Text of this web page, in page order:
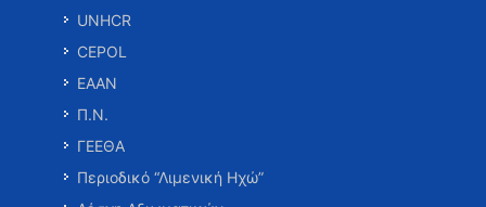
UNHCR
CEPOL
ΕΑΑΝ
Π.Ν.
ΓΕΕΘΑ
Περιοδικό “Λιμενική Ηχώ”